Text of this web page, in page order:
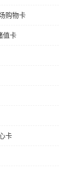
购物卡
值卡
卡